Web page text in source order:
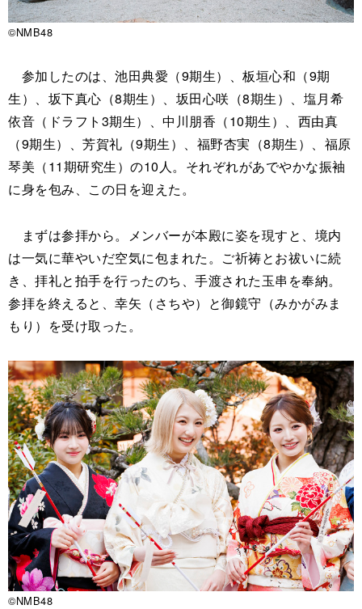
©NMB48
参加したのは、池田典愛（9期生）、板垣心和（9期
生）、坂下真心（8期生）、坂田心咲（8期生）、塩月希
依音（ドラフト3期生）、中川朋香（10期生）、西由真
（9期生）、芳賀礼（9期生）、福野杏実（8期生）、福原
琴美（11期研究生）の10人。それぞれがあでやかな振袖
に身を包み、この日を迎えた。
まずは参拝から。メンバーが本殿に姿を現すと、境内
は一気に華やいだ空気に包まれた。ご祈祷とお祓いに続
き、拝礼と拍手を行ったのち、手渡された玉串を奉納。
参拝を終えると、幸矢（さちや）と御鏡守（みかがみま
もり）を受け取った。
©NMB48